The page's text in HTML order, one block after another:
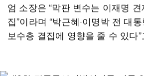
엄 소장은 “막판 변수는 이재명
집”이라며 “박근혜·이명박 전 대
보수층 결집에 영향을 줄 수 있다